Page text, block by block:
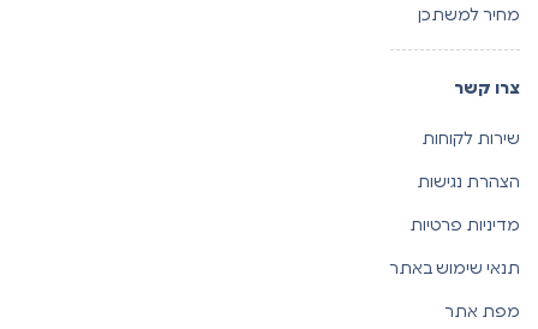
מחיר למשתכן
צרו קשר
שירות לקוחות
הצהרת נגישות
מדיניות פרטיות
תנאי שימוש באתר
מפת אתר